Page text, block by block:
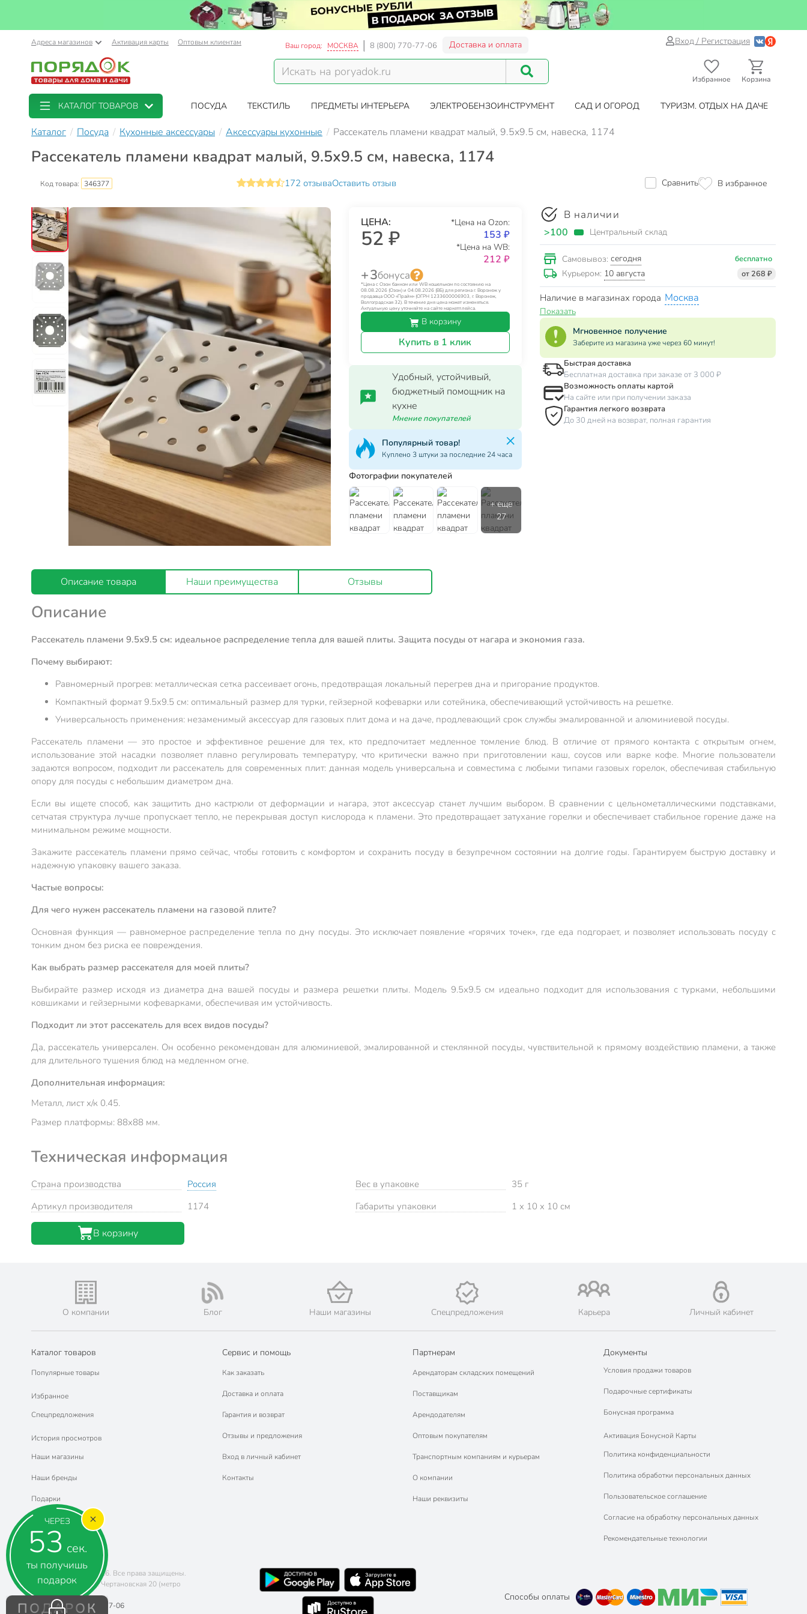
ЧЕРЕЗ
52 сек.
ты получишь
подарок
ПОДАРОК
Адреса магазинов Активация карты Оптовым клиентам Ваш город: МОСКВА 8 (800) 770-77-06 Доставка и оплата Вход / Регистрация
Избранное Корзина
КАТАЛОГ ТОВАРОВ ПОСУДА ТЕКСТИЛЬ ПРЕДМЕТЫ ИНТЕРЬЕРА ЭЛЕКТРОБЕНЗОИНСТРУМЕНТ САД И ОГОРОД ТУРИЗМ. ОТДЫХ НА ДАЧЕ
Каталог Посуда Кухонные аксессуары Аксессуары кухонные Рассекатель пламени квадрат малый, 9.5х9.5 см, навеска, 1174
Рассекатель пламени квадрат малый, 9.5х9.5 см, навеска, 1174
Код товара: 346377 172 отзываОставить отзыв Сравнить В избранное
ЦЕНА:
52 ₽
*Цена на Ozon:
153 ₽
*Цена на WB:
212 ₽
+ 3бонуса
*Цена с Озон банком или WB кошельком по состоянию на
08.08.2026 (Озон) и 04.08.2026 (ВБ) для региона г. Воронеж у
продавца ООО «Прайм» (ОГРН 1233600006903, г. Воронеж,
Волгоградская 32). В течение дня цена может изменяться.
Актуальную цену уточняйте на сайте маркетплейса.
В корзину
Купить в 1 клик
Удобный, устойчивый,
бюджетный помощник на
кухне
Мнение покупателей
Популярный товар!
Куплено 3 штуки за последние 24 часа
Фотографии покупателей
В наличии
>100 Центральный склад
Самовывоз: сегодня бесплатно
Курьером: 10 августа от 268 ₽
Наличие в магазинах города Москва
Показать
Мгновенное получение
Заберите из магазина уже через 60 минут!
Быстрая доставка
Бесплатная доставка при заказе от 3 000 ₽
Возможность оплаты картой
На сайте или при получении заказа
Гарантия легкого возврата
До 30 дней на возврат, полная гарантия
Описание товара Наши преимущества Отзывы
Описание
Рассекатель пламени 9.5х9.5 см: идеальное распределение тепла для вашей плиты. Защита посуды от нагара и экономия газа.
Почему выбирают:
Равномерный прогрев: металлическая сетка рассеивает огонь, предотвращая локальный перегрев дна и пригорание продуктов.
Компактный формат 9.5х9.5 см: оптимальный размер для турки, гейзерной кофеварки или сотейника, обеспечивающий устойчивость на решетке.
Универсальность применения: незаменимый аксессуар для газовых плит дома и на даче, продлевающий срок службы эмалированной и алюминиевой посуды.
Рассекатель пламени — это простое и эффективное решение для тех, кто предпочитает медленное томление блюд. В отличие от прямого контакта с открытым огнем,
использование этой насадки позволяет плавно регулировать температуру, что критически важно при приготовлении каш, соусов или варке кофе. Многие пользователи
задаются вопросом, подходит ли рассекатель для современных плит: данная модель универсальна и совместима с любыми типами газовых горелок, обеспечивая стабильную
опору для посуды с небольшим диаметром дна.
Если вы ищете способ, как защитить дно кастрюли от деформации и нагара, этот аксессуар станет лучшим выбором. В сравнении с цельнометаллическими подставками,
сетчатая структура лучше пропускает тепло, не перекрывая доступ кислорода к пламени. Это предотвращает затухание горелки и обеспечивает стабильное горение даже на
минимальном режиме мощности.
Закажите рассекатель пламени прямо сейчас, чтобы готовить с комфортом и сохранить посуду в безупречном состоянии на долгие годы. Гарантируем быструю доставку и
надежную упаковку вашего заказа.
Частые вопросы:
Для чего нужен рассекатель пламени на газовой плите?
Основная функция — равномерное распределение тепла по дну посуды. Это исключает появление «горячих точек», где еда подгорает, и позволяет использовать посуду с
тонким дном без риска ее повреждения.
Как выбрать размер рассекателя для моей плиты?
Выбирайте размер исходя из диаметра дна вашей посуды и размера решетки плиты. Модель 9.5х9.5 см идеально подходит для использования с турками, небольшими
ковшиками и гейзерными кофеварками, обеспечивая им устойчивость.
Подходит ли этот рассекатель для всех видов посуды?
Да, рассекатель универсален. Он особенно рекомендован для алюминиевой, эмалированной и стеклянной посуды, чувствительной к прямому воздействию пламени, а также
для длительного тушения блюд на медленном огне.
Дополнительная информация:
Металл, лист х/к 0.45.
Размер платформы: 88х88 мм.
Техническая информация
Страна производства
Россия
Артикул производителя
1174
Вес в упаковке
35 г
Габариты упаковки
1 x 10 x 10 см
В корзину
О компании Блог Наши магазины Спецпредложения Карьера Личный кабинет
Каталог товаров
Популярные товары
Избранное
Спецпредложения
История просмотров
Наши магазины
Наши бренды
Подарки
Сервис и помощь
Как заказать
Доставка и оплата
Гарантия и возврат
Отзывы и предложения
Вход в личный кабинет
Контакты
Партнерам
Арендаторам складских помещений
Поставщикам
Арендодателям
Оптовым покупателям
Транспортным компаниям и курьерам
О компании
Наши реквизиты
Документы
Условия продажи товаров
Подарочные сертификаты
Бонусная программа
Активация Бонусной Карты
Политика конфиденциальности
Политика обработки персональных данных
Пользовательское соглашение
Согласие на обработку персональных данных
Рекомендательные технологии
Copyright © 2011-2026. Все права защищены.
Адрес: г. Москва, ул. Чертановская 20 (метро
Южная)
Телефон:8 (800) 770-77-06
Способы оплаты